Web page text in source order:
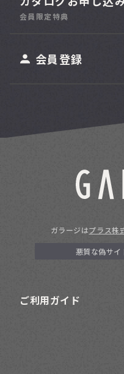
会員限定特典
会員登録
ガラージはプラス株
悪質な偽サイ
ご利用ガイド